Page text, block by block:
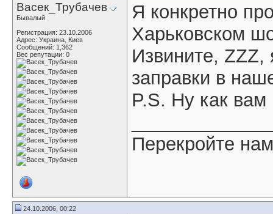
Васек_Трубачев
Бывалый
Регистрация: 23.10.2006
Адрес: Украина, Киев
Сообщений: 1,362
Вес репутации: 0
Я конкретно
Харьковском
Извините, ZZZ,
заправки в
P.S. Ну как вам
Перекройте
24.10.2006, 00:22